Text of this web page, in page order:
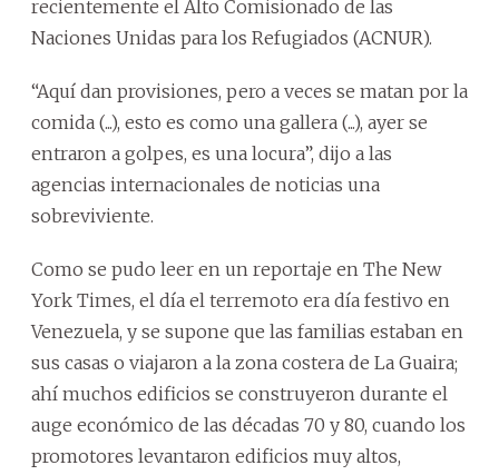
recientemente el Alto Comisionado de las
Naciones Unidas para los Refugiados (ACNUR).
“Aquí dan provisiones, pero a veces se matan por la
comida (...), esto es como una gallera (...), ayer se
entraron a golpes, es una locura”, dijo a las
agencias internacionales de noticias una
sobreviviente.
Como se pudo leer en un reportaje en The New
York Times, el día el terremoto era día festivo en
Venezuela, y se supone que las familias estaban en
sus casas o viajaron a la zona costera de La Guaira;
ahí muchos edificios se construyeron durante el
auge económico de las décadas 70 y 80, cuando los
promotores levantaron edificios muy altos,